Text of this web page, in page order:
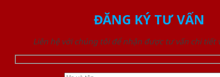
ĐĂNG KÝ TƯ VẤN
Liên hệ với chúng tôi để nhận được tư vấn chi tiết